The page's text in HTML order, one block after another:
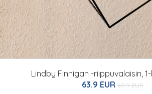
Lindby Finnigan -riippuvalaisin,
63.9 EUR 69.9 EUR